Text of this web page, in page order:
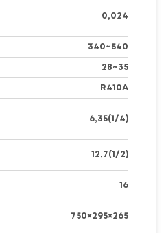
0,024
340~540
28~35
R410A
6,35(1/4)
12,7(1/2)
16
750×295×265